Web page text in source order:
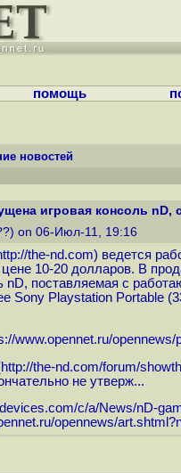
помощь
новостей
игровая консоль nD,
on 06-Июл-11, 19:16
the-nd.com) ведется
10-20 долларов. В
nD, поставляемая с
Sony Playstation Portable
www.opennet.ru/opennews/
http://the-nd.com/forum/
не утверж...
c/a/News/nD-
opennews/